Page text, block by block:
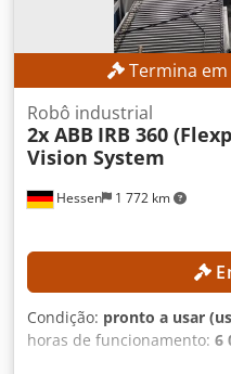
Termina em
Hessen 1 772 km
Robô industrial
2x ABB IRB 360
Vision System
Condição: pronto a usar
horas de funcionamento: 6
,